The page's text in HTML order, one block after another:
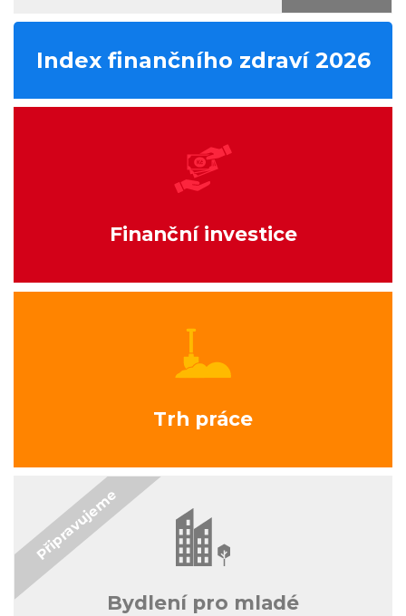
Index finančního zdraví 2026
Finanční investice
Trh práce
Bydlení pro mladé